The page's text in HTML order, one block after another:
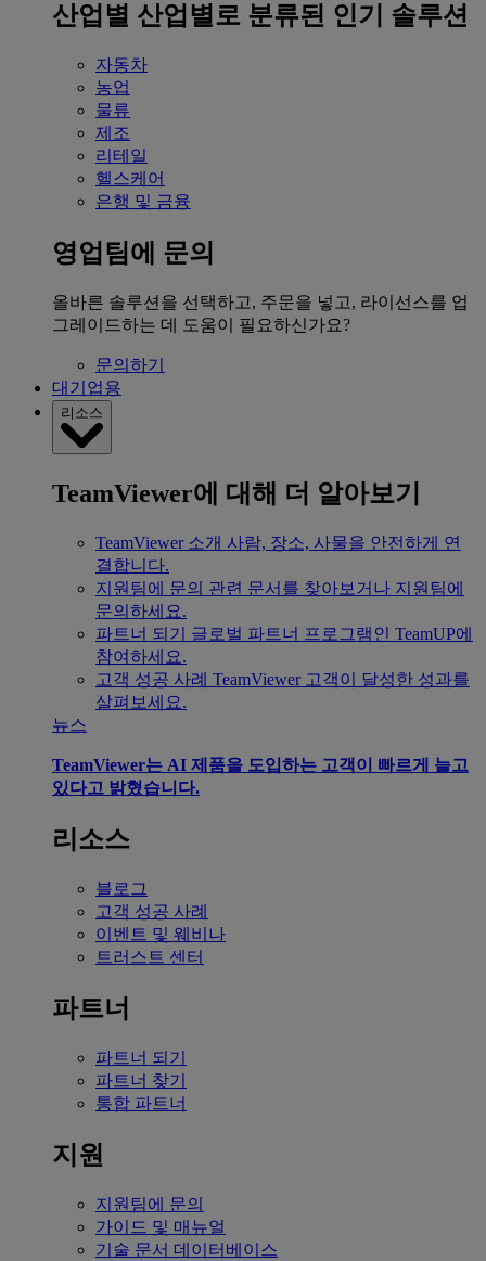
산업별 산업별로 분류된 인기 솔루션
자동차
농업
물류
제조
리테일
헬스케어
은행 및 금융
영업팀에 문의
올바른 솔루션을 선택하고, 주문을 넣고, 라이선스를 업
그레이드하는 데 도움이 필요하신가요?
문의하기
대기업용
리소스
TeamViewer에 대해 더 알아보기
TeamViewer 소개 사람, 장소, 사물을 안전하게 연
결합니다.
지원팀에 문의 관련 문서를 찾아보거나 지원팀에
문의하세요.
파트너 되기
글로벌 파트너 프로그램인 TeamUP에
참여하세요.
고객 성공 사례 TeamViewer 고객이 달성한 성과를
살펴보세요.
뉴스
TeamViewer는 AI 제품을 도입하는 고객이 빠르게 늘고
있다고 밝혔습니다.
리소스
블로그
고객 성공 사례
이벤트 및 웨비나
트러스트 센터
파트너
파트너 되기
파트너 찾기
통합 파트너
지원
지원팀에 문의
가이드 및 매뉴얼
기술 문서 데이터베이스